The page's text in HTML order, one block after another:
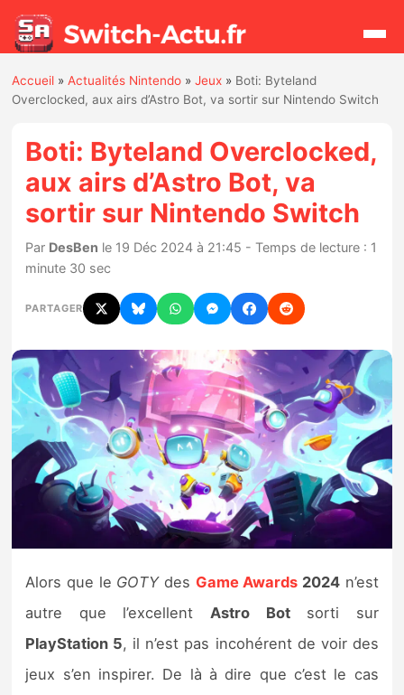
Rechercher
Actualités
Jeux
Hardware
Mises à jour
Chiffres de ventes
Rumeurs
Nintendo Direct
Tests et previews
Tests de jeux
Tests d’accessoires
Previews
Accueil »Actualités Nintendo »Jeux » Boti: Byteland
Overclocked, aux airs d’Astro Bot, va sortir sur Nintendo Switch
Boti: Byteland Overclocked,
aux airs d’Astro Bot, va
sortir sur Nintendo Switch
Par DesBen le 19 Déc 2024 à 21:45 - Temps de lecture : 1
minute 30 sec
PARTAGER
Alors que le GOTYdes Game Awards 2024 n’est
autre que l’excellent Astro Botsorti sur
PlayStation 5, il n’est pas incohérent de voir des
jeux s’en inspirer. De là à dire que c’est le cas